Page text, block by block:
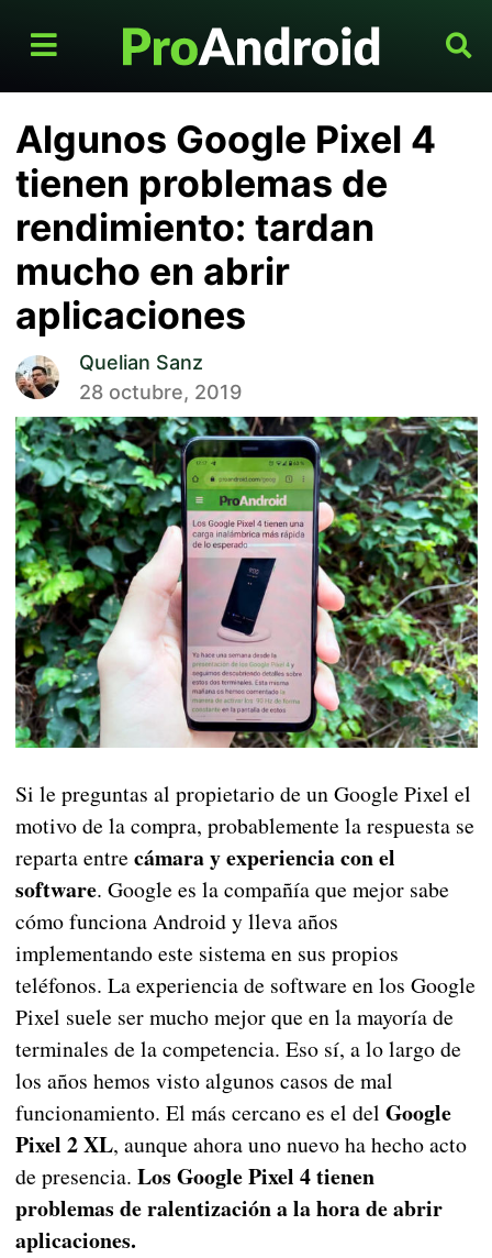
Algunos Google Pixel 4
tienen problemas de
rendimiento: tardan
mucho en abrir
aplicaciones
Quelian Sanz
28 octubre, 2019
Si le preguntas al propietario de un Google Pixel el
motivo de la compra, probablemente la respuesta se
reparta entre cámara y experiencia con el
software. Google es la compañía que mejor sabe
cómo funciona Android y lleva años
implementando este sistema en sus propios
teléfonos. La experiencia de software en los Google
Pixel suele ser mucho mejor que en la mayoría de
terminales de la competencia. Eso sí, a lo largo de
los años hemos visto algunos casos de mal
funcionamiento. El más cercano es el del Google
Pixel 2 XL, aunque ahora uno nuevo ha hecho acto
de presencia. Los Google Pixel 4 tienen
problemas de ralentización a la hora de abrir
aplicaciones.